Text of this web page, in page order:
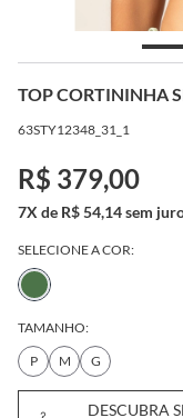
TOP CORTININHA
63STY12348_31_1
R$ 379,00
7X de R$ 54,14 sem
SELECIONE A COR:
TAMANHO:
P
M G
DESCUBRA